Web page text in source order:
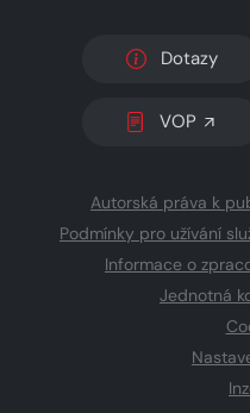
Dotazy
VOP
Autorská práva k
Podmínky pro užívání
Informace o
Jednotná